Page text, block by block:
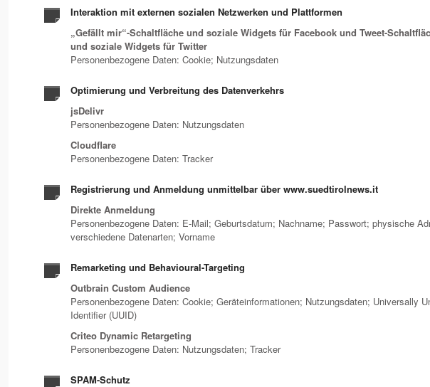
Interaktion mit externen sozialen Netzwerken und Plattformen
„Gefällt mir“-Schaltfläche und soziale Widgets für Facebook und Tweet-
und soziale Widgets für Twitter
Personenbezogene Daten: Cookie; Nutzungsdaten
Optimierung und Verbreitung des Datenverkehrs
jsDelivr
Personenbezogene Daten: Nutzungsdaten
Cloudflare
Personenbezogene Daten: Tracker
Registrierung und Anmeldung unmittelbar über www.suedtirolnews.it
Direkte Anmeldung
Personenbezogene Daten: E-Mail; Geburtsdatum; Nachname; Passwort; physische
verschiedene Datenarten; Vorname
Remarketing und Behavioural-Targeting
Outbrain Custom Audience
Personenbezogene Daten: Cookie; Geräteinformationen; Nutzungsdaten; Universally
Identifier (UUID)
Criteo Dynamic Retargeting
Personenbezogene Daten: Nutzungsdaten; Tracker
SPAM-Schutz